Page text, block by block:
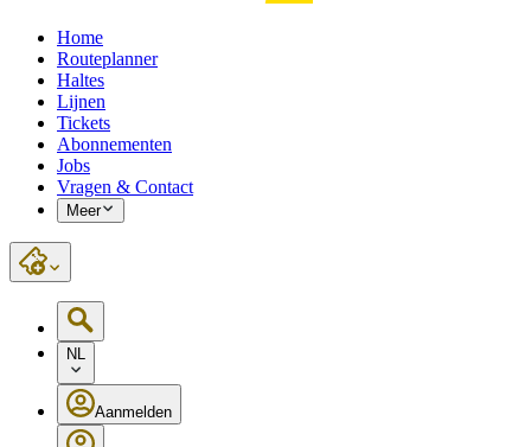
Home
Routeplanner
Haltes
Lijnen
Tickets
Abonnementen
Jobs
Vragen & Contact
Meer
NL
Aanmelden